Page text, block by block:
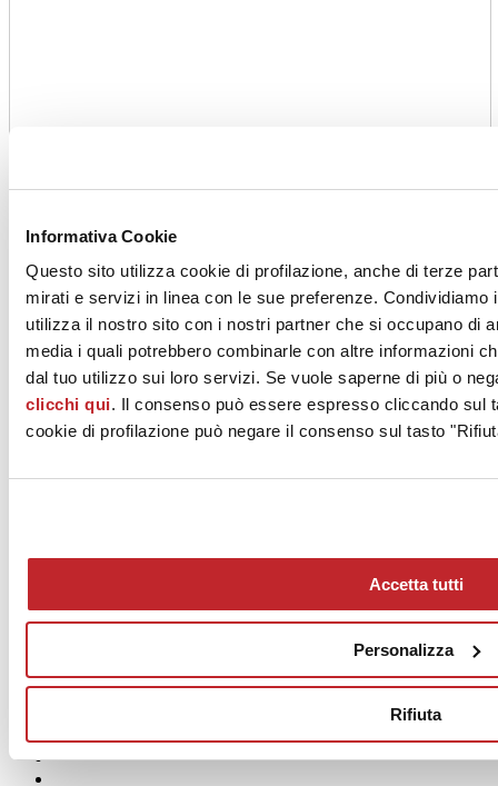
Informativa Cookie
Questo sito utilizza cookie di profilazione, anche di terze
mirati e servizi in linea con le sue preferenze.
utilizza il nostro sito con i nostri partner che si occupano di
media i quali potrebbero combinarle con altre informazioni
dal tuo utilizzo sui loro servizi. Se vuole saperne di più o
clicchi qui. Il consenso può essere espresso cliccando sul
cookie di profilazione può negare il consenso sul tasto
Accetta tutti
Personalizza
Rifiuta